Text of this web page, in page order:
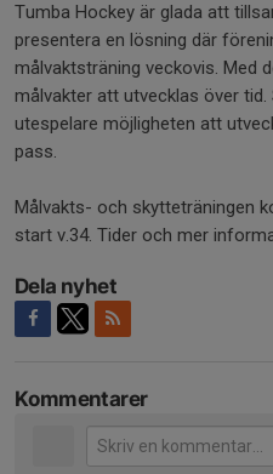
Tumba Hockey är glada att
presentera en lösning där
målvaktsträning veckovis. Med
målvakter att utvecklas över
utespelare möjligheten att
pass.
Målvakts- och skytteträningen
start v.34. Tider och mer
Dela nyhet
Kommentarer